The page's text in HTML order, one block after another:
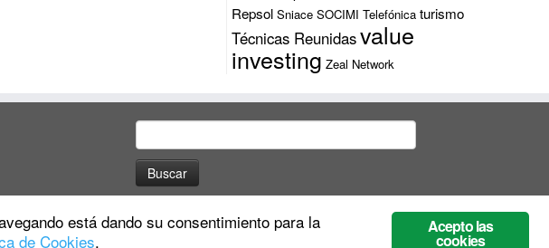
Repsol Sniace SOCIMI Telefónica turismo
Técnicas Reunidasvalue
investing Zeal Network
Buscar:
con elTema Customizr
Acepto las
cookies
está dando su consentimiento para la
de Cookies.